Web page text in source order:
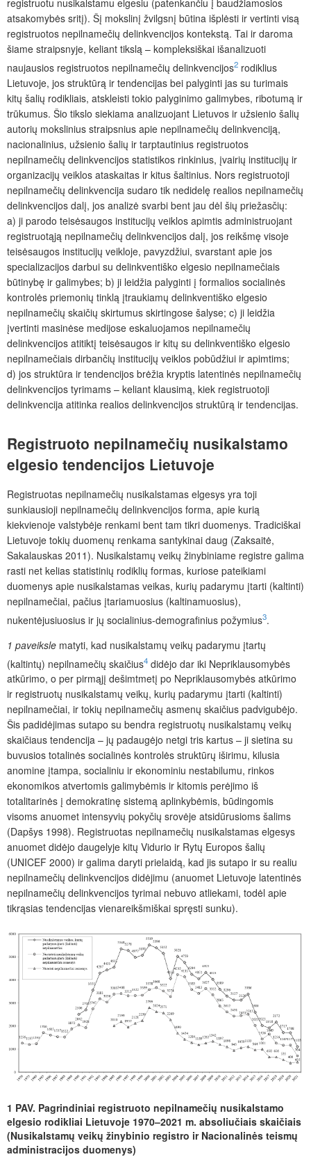
atsakomybės sritį). Šį mokslinį žvilgsnį būtina išplėsti ir vertinti visą
registruotos nepilnamečių delinkvencijos kontekstą. Tai ir daroma
šiame straipsnyje, keliant tikslą – kompleksiškai išanalizuoti
naujausios registruotos nepilnamečių delinkvencijos2 rodiklius
Lietuvoje, jos struktūrą ir tendencijas bei palyginti jas su turimais
kitų šalių rodikliais, atskleisti tokio palyginimo galimybes, ribotumą ir
trūkumus. Šio tikslo siekiama analizuojant Lietuvos ir užsienio šalių
autorių mokslinius straipsnius apie nepilnamečių delinkvenciją,
nacionalinius, užsienio šalių ir tarptautinius registruotos
nepilnamečių delinkvencijos statistikos rinkinius, įvairių institucijų ir
organizacijų veiklos ataskaitas ir kitus šaltinius. Nors registruotoji
nepilnamečių delinkvencija sudaro tik nedidelę realios nepilnamečių
delinkvencijos dalį, jos analizė svarbi bent jau dėl šių priežasčių:
a) ji parodo teisėsaugos institucijų veiklos apimtis administruojant
registruotąją nepilnamečių delinkvencijos dalį, jos reikšmę visoje
teisėsaugos institucijų veikloje, pavyzdžiui, svarstant apie jos
specializacijos darbui su delinkventiško elgesio nepilnamečiais
būtinybę ir galimybes; b) ji leidžia palyginti į formalios socialinės
kontrolės priemonių tinklą įtraukiamų delinkventiško elgesio
nepilnamečių skaičių skirtumus skirtingose šalyse; c) ji leidžia
įvertinti masinėse medijose eskaluojamos nepilnamečių
delinkvencijos atitiktį teisėsaugos ir kitų su delinkventiško elgesio
nepilnamečiais dirbančių institucijų veiklos pobūdžiui ir apimtims;
d) jos struktūra ir tendencijos brėžia kryptis latentinės nepilnamečių
delinkvencijos tyrimams – keliant klausimą, kiek registruotoji
delinkvencija atitinka realios delinkvencijos struktūrą ir tendencijas.
Registruoto nepilnamečių nusikalstamo
elgesio tendencijos Lietuvoje
Registruotas nepilnamečių nusikalstamas elgesys yra toji
sunkiausioji nepilnamečių delinkvencijos forma, apie kurią
kiekvienoje valstybėje ren­kami bent tam tikri duomenys. Tradiciškai
Lietuvoje tokių duomenų ren­kama santykinai daug (Zaksaitė,
Sakalauskas 2011). Nusikalstamų veikų žinybiniame registre galima
rasti net kelias statistinių rodiklių formas, kuriose pateikiami
duomenys apie nusikalstamas veikas, kurių padarymu įtarti (kaltinti)
nepilnamečiai, pačius įtariamuosius (kaltinamuosius),
nukentėjusiuosius ir jų socialinius-demografinius požymius3.
1 paveiksle matyti, kad nusikalstamų veikų padarymu įtartų
(kaltintų) nepilnamečių skaičius4 didėjo dar iki Nepriklausomybės
atkūrimo, o per pirmąjį dešimtmetį po Nepriklausomybės atkūrimo
ir registruotų nusikalstamų veikų, kurių padarymu įtarti (kaltinti)
nepilnamečiai, ir tokių nepilnamečių asmenų skaičius padvigubėjo.
Šis padidėjimas sutapo su bendra registruotų nusikalstamų veikų
skaičiaus tendencija – jų padaugėjo netgi tris kartus – ji sietina su
buvusios totalinės socialinės kontrolės struktūrų iširimu, kilusia
anomine įtampa, socialiniu ir ekonominiu nestabilumu, rinkos
ekonomikos atvertomis galimybėmis ir kitomis perėjimo iš
totalitarinės į demokratinę sistemą aplinkybėmis, būdingomis
visoms anuomet intensyvių pokyčių srovėje atsidūrusioms šalims
(Dapšys 1998). Registruotas nepilnamečių nusikalstamas elgesys
anuomet didėjo daugelyje kitų Vidurio ir Rytų Europos šalių
(UNICEF 2000) ir galima daryti prielaidą, kad jis sutapo ir su realiu
nepilnamečių delinkvencijos didėjimu (anuomet Lietuvoje latentinės
nepilnamečių delinkvencijos tyrimai nebuvo atliekami, todėl apie
tikrąsias tendencijas vienareikšmiškai spręsti sunku).
1 PAV. Pagrindiniai registruoto nepilnamečių nusikalstamo
elgesio rodikliai Lietuvoje 1970–2021 m. absoliučiais skaičiais
(Nusikalstamų veikų žinybinio registro ir Nacionalinės teismų
administracijos duomenys)